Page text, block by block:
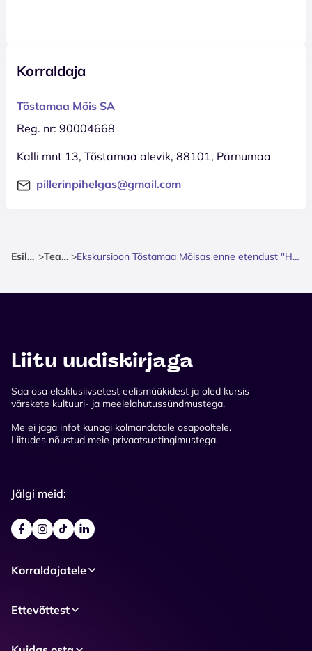
Korraldaja
Tõstamaa Mõis SA
Reg. nr: 90004668
Kalli mnt 13, Tõstamaa alevik, 88101, Pärnumaa
pillerinpihelgas@gmail.com
Esileht > Teater > Ekskursioon Tõstamaa Mõisas enne etendust ''Häärber''
Liitu uudiskirjaga
Saa osa eksklusiivsetest eelismüükidest ja oled kursis
värskete kultuuri- ja meelelahutussündmustega.
Me ei jaga infot kunagi kolmandatale osapooltele.
Liitudes nõustud meie privaatsustingimustega.
Jälgi meid:
Korraldajatele
Ettevõttest